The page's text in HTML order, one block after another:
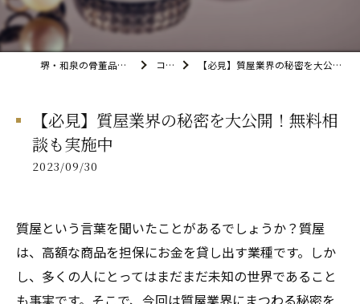
堺・和泉の骨董品買取なら無限堂 コラム 【必見】質屋業界の秘密を大公開！無料相談も実施中
【必見】質屋業界の秘密を大公開！無料相
談も実施中
2023/09/30
質屋という言葉を聞いたことがあるでしょうか？質屋
は、高額な商品を担保にお金を貸し出す業種です。しか
し、多くの人にとってはまだまだ未知の世界であること
も事実です。そこで、今回は質屋業界にまつわる秘密を